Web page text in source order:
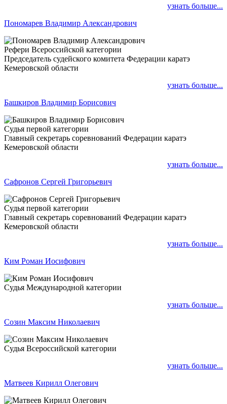
узнать больше...
Пономарев Владимир Александрович
Рефери Всероссийской категории
Председатель судейского комитета Федерации каратэ
Кемеровской области
узнать больше...
Башкиров Владимир Борисович
Судья первой категории
Главный секретарь соревнований Федерации каратэ
Кемеровской области
узнать больше...
Сафронов Сергей Григорьевич
Судья первой категории
Главный секретарь соревнований Федерации каратэ
Кемеровской области
узнать больше...
Ким Роман Иосифович
Судья Международной категории
узнать больше...
Созин Максим Николаевич
Судья Всероссийской категории
узнать больше...
Матвеев Кирилл Олегович